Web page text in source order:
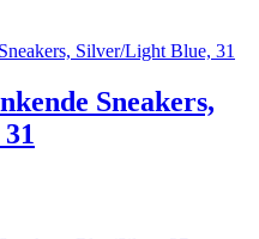
Sneakers,